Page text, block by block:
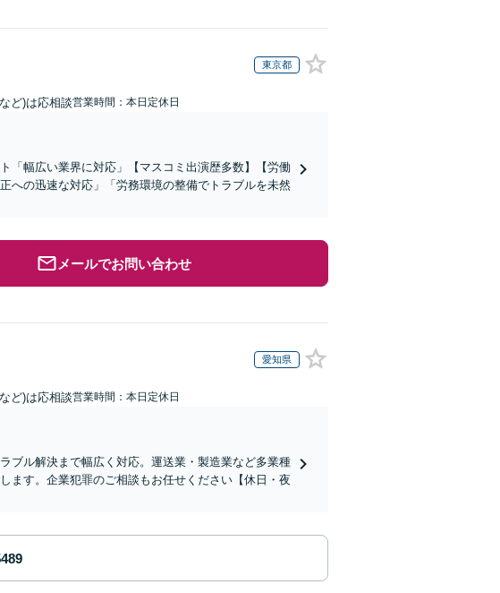
東京都
ど)は応相談営業時間：本日定休日
「幅広い業界に対応」【マスコミ出演歴多数】【労働
への迅速な対応」「労務環境の整備でトラブルを未然
メールでお問い合わせ
愛知県
ど)は応相談営業時間：本日定休日
ブル解決まで幅広く対応。運送業・製造業など多業種
ます。企業犯罪のご相談もお任せください【休日・夜